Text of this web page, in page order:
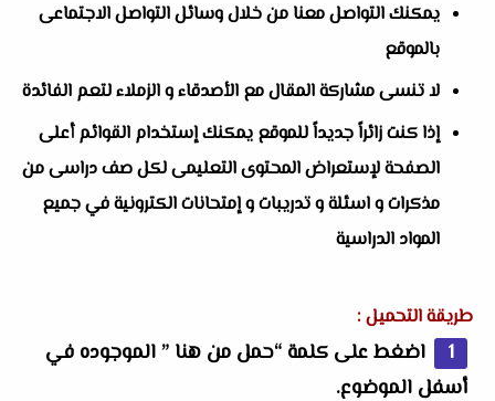
يمكنك التواصل معنا من خلال وسائل التواصل الاجتماعى
بالموقع
لا تنسى مشاركة المقال مع الأصدقاء و الزملاء لتعم الفائدة
إذا كنت زائراً جديداً للموقع يمكنك إستخدام القوائم أعلى
الصفحة لإستعراض المحتوى التعليمى لكل صف دراسى من
مذكرات و اسئلة و تدريبات و إمتحانات الكترونية في جميع
المواد الدراسية
طريقة التحميل :
اضغط على كلمة “حمل من هنا ” الموجوده في
أسفل الموضوع.